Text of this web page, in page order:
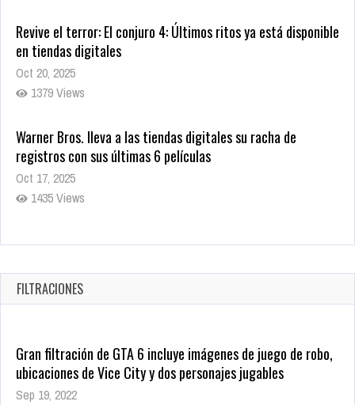
Revive el terror: El conjuro 4: Últimos ritos ya está disponible
en tiendas digitales
Oct 20, 2025
1379 Views
Warner Bros. lleva a las tiendas digitales su racha de
registros con sus últimas 6 películas
Oct 17, 2025
1435 Views
CRUNCHYROLL ANUNCIA FECHA DE ESTRENO EN CINES DE
Oct 7, 2025
1757 Views
FILTRACIONES
Gran filtración de GTA 6 incluye imágenes de juego de robo,
ubicaciones de Vice City y dos personajes jugables
Sep 19, 2022